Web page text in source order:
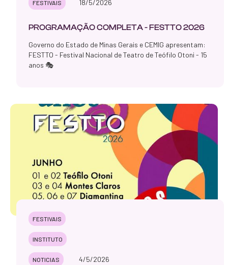
FESTIVAIS 18/5/2026
PROGRAMAÇÃO COMPLETA - FESTTO 2026
Governo do Estado de Minas Gerais e CEMIG apresentam:
FESTTO - Festival Nacional de Teatro de Teófilo Otoni - 15
anos 🎭
FESTIVAIS
INSTITUTO
NOTICIAS 4/5/2026